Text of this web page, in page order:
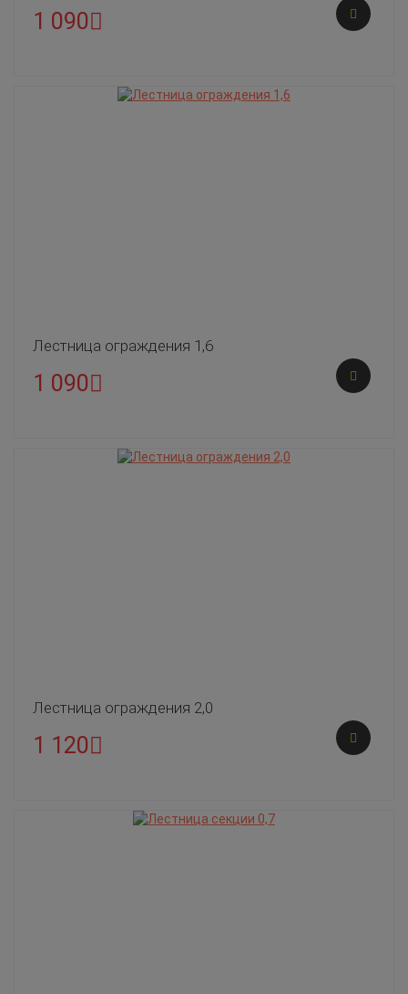
1 090
Лестница ограждения 1,6
1 090
Лестница ограждения 2,0
1 120